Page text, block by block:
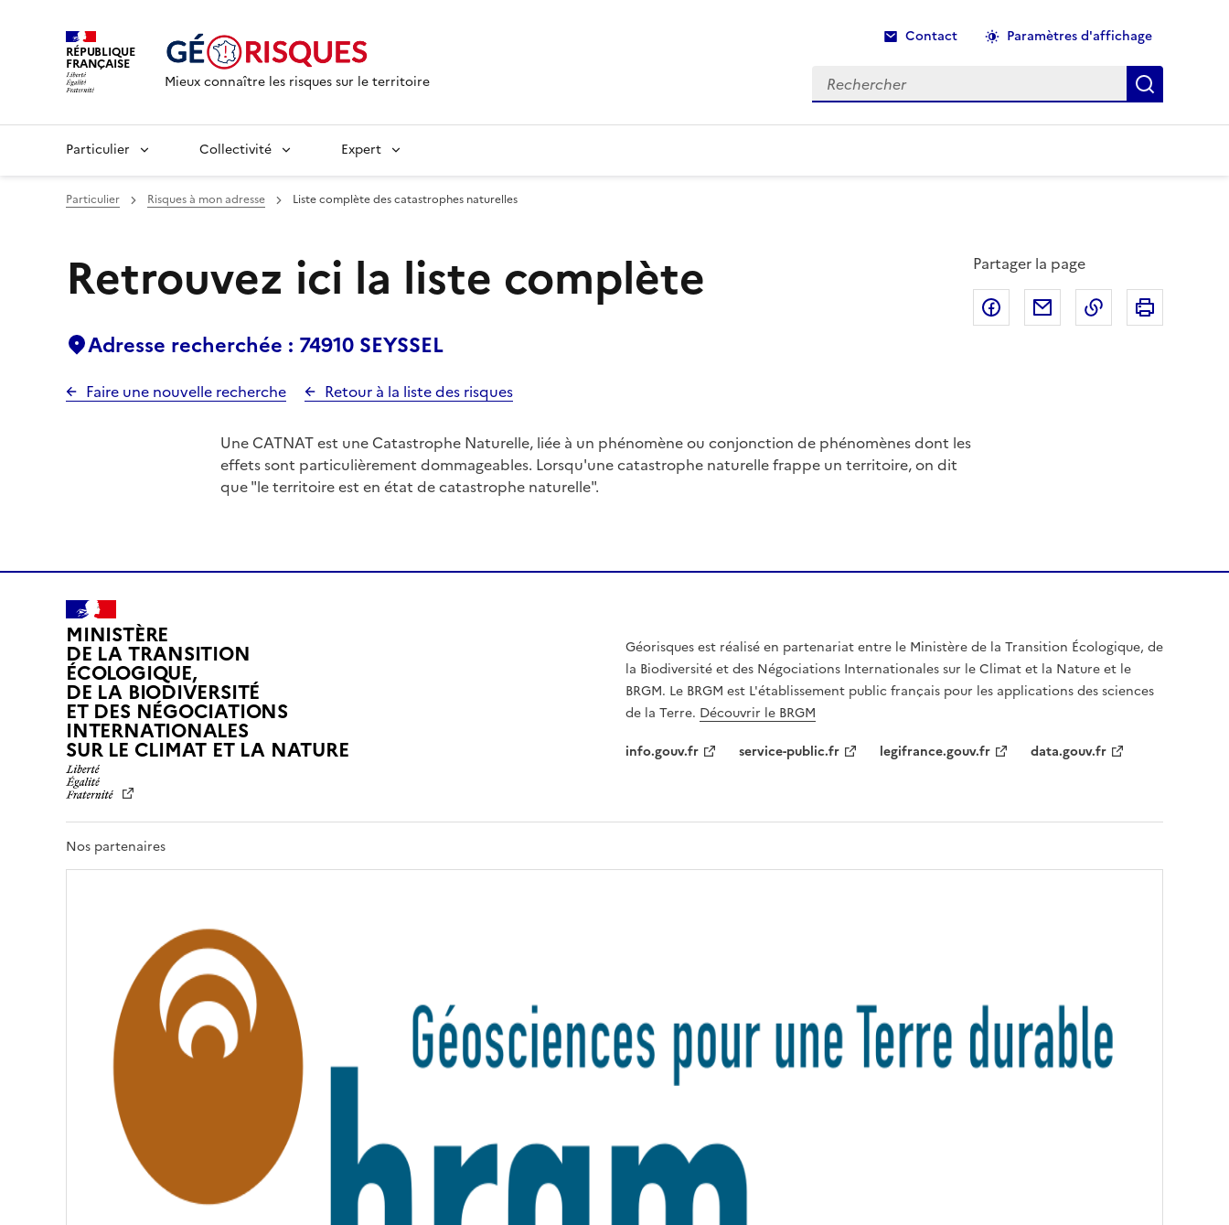
RÉPUBLIQUE
FRANÇAISE
Mieux connaître les risques sur le territoire
Contact Paramètres d'affichage
Rechercher Recherche
Particulier Collectivité Expert
Particulier Risques à mon adresse Liste complète des catastrophes naturelles
Retrouvez ici la liste complète
Adresse recherchée : 74910 SEYSSEL
Faire une nouvelle recherche Retour à la liste des risques
Partager la page
Partager sur Facebook
Partager par email
Copier dans le
Une CATNAT est une Catastrophe Naturelle, liée à un phénomène ou conjonction de phénomènes dont les
effets sont particulièrement dommageables. Lorsqu'une catastrophe naturelle frappe un territoire, on dit
que "le territoire est en état de catastrophe naturelle".
MINISTÈRE
DE LA TRANSITION
ÉCOLOGIQUE,
DE LA BIODIVERSITÉ
ET DES NÉGOCIATIONS
INTERNATIONALES
SUR LE CLIMAT ET LA NATUREL
R
É
R
R
N
T
Géorisques est réalisé en partenariat entre le Ministère de la Transition Écologique, de
la Biodiversité et des Négociations Internationales sur le Climat et la Nature et le
BRGM. Le BRGM est L'établissement public français pour les applications des sciences
de la Terre. Découvrir le BRGM
info.gouv.fr
service-public.fr legifrance.gouv.fr data.gouv.fr
Nos partenaires